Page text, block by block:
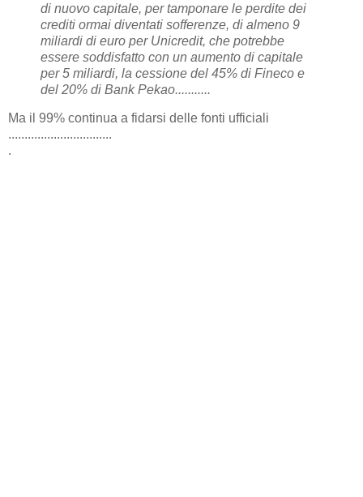
di nuovo capitale, per tamponare le perdite dei
crediti ormai diventati sofferenze, di almeno 9
miliardi di euro per Unicredit, che potrebbe
essere soddisfatto con un aumento di capitale
per 5 miliardi, la cessione del 45% di Fineco e
del 20% di Bank Pekao...........
Ma il 99% continua a fidarsi delle fonti ufficiali
................................
.